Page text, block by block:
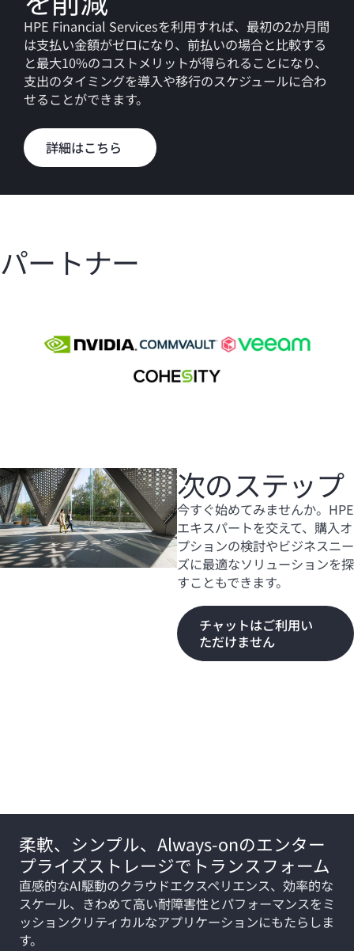
HPE Financial Servicesを利用すれば、最初の2か月間
は支払い金額がゼロになり、前払いの場合と比較する
と最大10%のコストメリットが得られることになり、
支出のタイミングを導入や移行のスケジュールに合わ
せることができます。
詳細はこちら
パートナー
次のステップ
今すぐ始めてみませんか。HPE
エキスパートを交えて、購入オ
プションの検討やビジネスニー
ズに最適なソリューションを探
すこともできます。
チャットはご利用い
ただけません
柔軟、シンプル、Always-onのエンター
プライズストレージでトランスフォーム
直感的なAI駆動のクラウドエクスペリエンス、効率的な
スケール、きわめて高い耐障害性とパフォーマンスをミ
ッションクリティカルなアプリケーションにもたらしま
す。